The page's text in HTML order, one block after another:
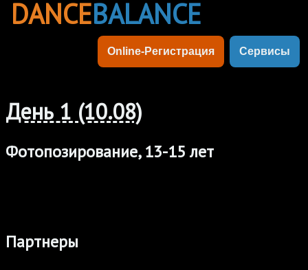
DANCEBALANCE
Online-Регистрация Сервисы
День 1 (10.08)
Фотопозирование, 13-15 лет
Партнеры